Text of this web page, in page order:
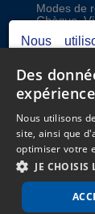
Modes de
Chèque,
CAF,
bancaire,
Nous
réaliser des
Votre
Consultez
Gerer mes
Des
expérience
Nous utilisons
site, ainsi que
optimiser votre
JE CHOISIS